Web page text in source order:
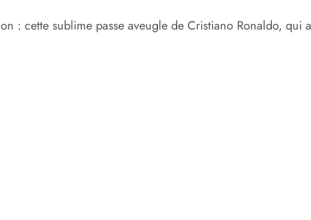
: cette sublime passe aveugle de Cristiano Ronaldo, qui